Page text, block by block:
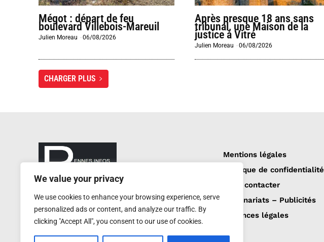
We value your privacy
We use cookies to enhance your browsing experience, serve
personalized ads or content, and analyze our traffic. By
clicking "Accept All", you consent to our use of cookies.
Mégot : départ de feu
boulevard Villebois-Mareuil
Julien Moreau -06/08/2026
Après presque 18 ans sans
tribunal, une Maison de la
justice à Vitré
Julien Moreau -06/08/2026
CHARGER PLUS
rennesinfosautrement@gmail.com
RCS de Rennes : 752 406 884
Service de presse : 0620 W
Mentions légales
Politique de confidentialité
Nous contacter
Partenariats – Publicités
Annonces légales